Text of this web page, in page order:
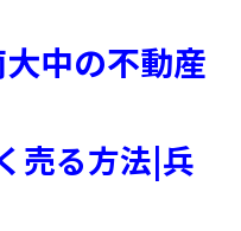
中の不動産
売る方法|兵